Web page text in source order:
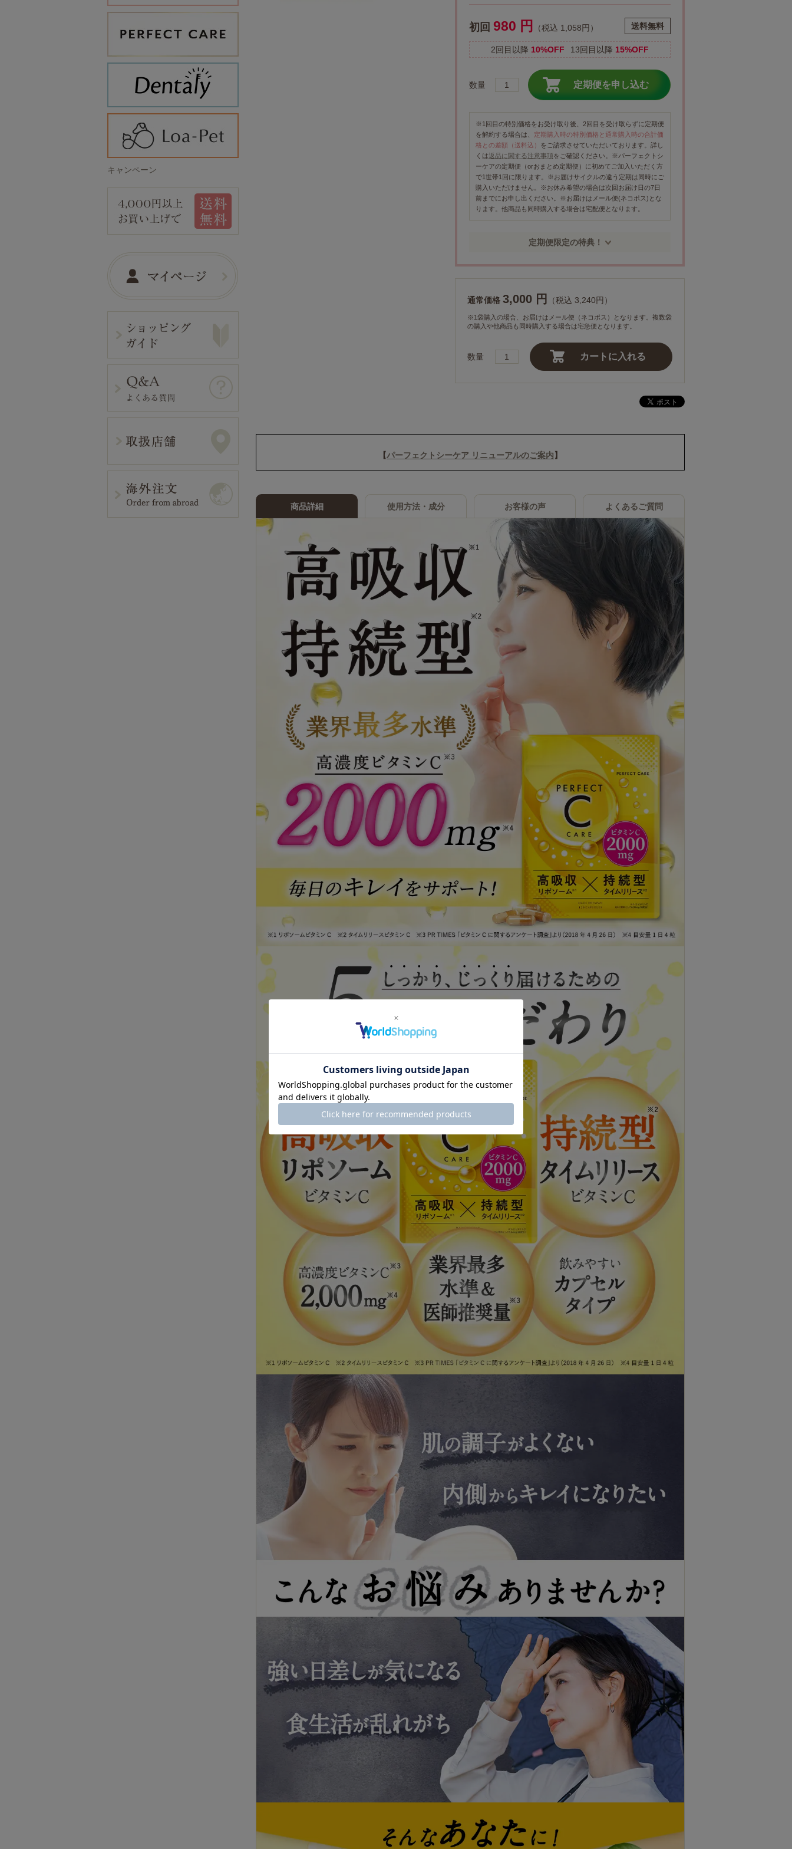
キャンペーン
初回 980 円 （税込 1,058円） 送料無料
2回目以降 10%OFF 13回目以降 15%OFF
数量 定期便を申し込む
※1回目の特別価格をお受け取り後、2回目を受け取らずに定期便
を解約する場合は、 定期購入時の特別価格と通常購入時の合計価
格との差額（送料込） をご請求させていただいております。詳し
くは返品に関する注意事項をご確認ください。※パーフェクトシ
ーケアの定期便（orおまとめ定期便）に初めてご加入いただく方
で1世帯1回に限ります。※お届けサイクルの違う定期は同時にご
購入いただけません。※お休み希望の場合は次回お届け日の7日
前までにお申し出ください。※お届けはメール便(ネコポス)とな
ります。他商品も同時購入する場合は宅配便となります。
定期便限定の特典！
●定期便について
したサイクル（5~90日）にて自動でお届けいたします。解約方法・
支払い時期等については こちら
●定期便の差額請求について
〈途中解約の場合のお支払い総額（クレジットカード利用／ポイン
ト・クーポン不使用の場合）〉
1回目解約の場合(税抜) / 初回価格 980円 + 差額分2,380円 = 合計3,360
円 [ + 差額分振込手数料 ]（差額分：通常定価3,000円 + 送料360円 -
初回価格980円 = 2,380円）
2回目解約の場合(税抜) / 初回価格 980円 + 2回目定期価格 2,700円 =
合計 3,680円
●全額返金保証について
万が一ご満足いただけなかった場合は、商品のお受け取りから15日以
内に対象商品の容器返品で商品代金をお返しします。
返品に関する注意事項 をご確認ください。
通常価格 3,000 円 （税込 3,240円）
※1袋購入の場合、お届けはメール便（ネコポス）となります。複数袋
の購入や他商品も同時購入する場合は宅急便となります。
数量 カートに入れる
【パーフェクトシーケア リニューアルのご案内】
商品詳細 使用方法・成分 お客様の声 よくあるご質問